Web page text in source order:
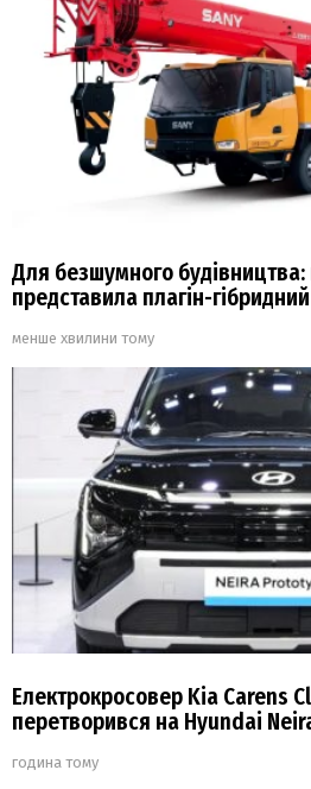
Для безшумного будівництва:
представила плагін-
менше хвилини тому
Електрокросовер Kia Carens
перетворився на Hyundai
година тому